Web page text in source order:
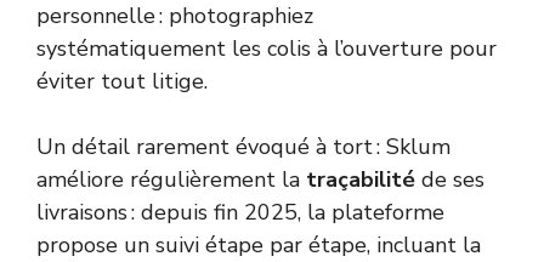
personnelle : photographiez
systématiquement les colis à l’ouverture pour
éviter tout litige.
Un détail rarement évoqué à tort : Sklum
améliore régulièrement la traçabilité de ses
livraisons : depuis fin 2025, la plateforme
propose un suivi étape par étape, incluant la